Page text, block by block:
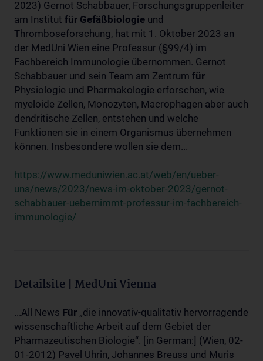
2023) Gernot Schabbauer, Forschungsgruppenleiter
am Institut für Gefäßbiologie und
Thromboseforschung, hat mit 1. Oktober 2023 an
der MedUni Wien eine Professur (§99/4) im
Fachbereich Immunologie übernommen. Gernot
Schabbauer und sein Team am Zentrum für
Physiologie und Pharmakologie erforschen, wie
myeloide Zellen, Monozyten, Macrophagen aber auch
dendritische Zellen, entstehen und welche
Funktionen sie in einem Organismus übernehmen
können. Insbesondere wollen sie dem...
https://www.meduniwien.ac.at/web/en/ueber-
uns/news/2023/news-im-oktober-2023/gernot-
schabbauer-uebernimmt-professur-im-fachbereich-
immunologie/
Detailsite | MedUni Vienna
...All News Für „die innovativ-qualitativ hervorragende
wissenschaftliche Arbeit auf dem Gebiet der
Pharmazeutischen Biologie“. [in German:] (Wien, 02-
01-2012) Pavel Uhrin, Johannes Breuss und Muris